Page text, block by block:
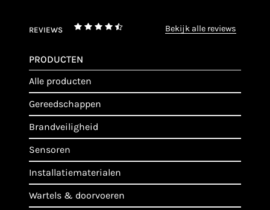
REVIEWS bekijk alle reviews
PRODUCTEN
alle producten
gereedschappen
brandveiligheid
sensoren
installatiematerialen
wartels & doorvoeren